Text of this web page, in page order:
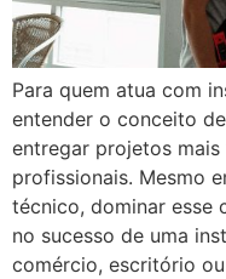
Para quem atua com
entender o conceito
entregar projetos
profissionais. Mesmo
técnico, dominar esse
no sucesso de uma
comércio, escritório